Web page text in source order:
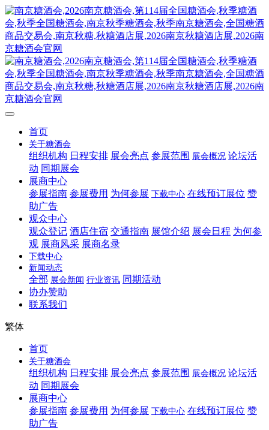
首页
关于糖酒会
组织机构 日程安排 展会亮点 参展范围 展会概况 论坛活
动 同期展会
展商中心
参展指南 参展费用 为何参展 下载中心 在线预订展位 赞
助广告
观众中心
观众登记 酒店住宿 交通指南 展馆介绍 展会日程 为何参
观 展商风采 展商名录
下载中心
新闻动态
全部 展会新闻 行业资讯 同期活动
协办赞助
联系我们
繁体
首页
关于糖酒会
组织机构 日程安排 展会亮点 参展范围 展会概况 论坛活
动 同期展会
展商中心
参展指南 参展费用 为何参展 下载中心 在线预订展位 赞
助广告